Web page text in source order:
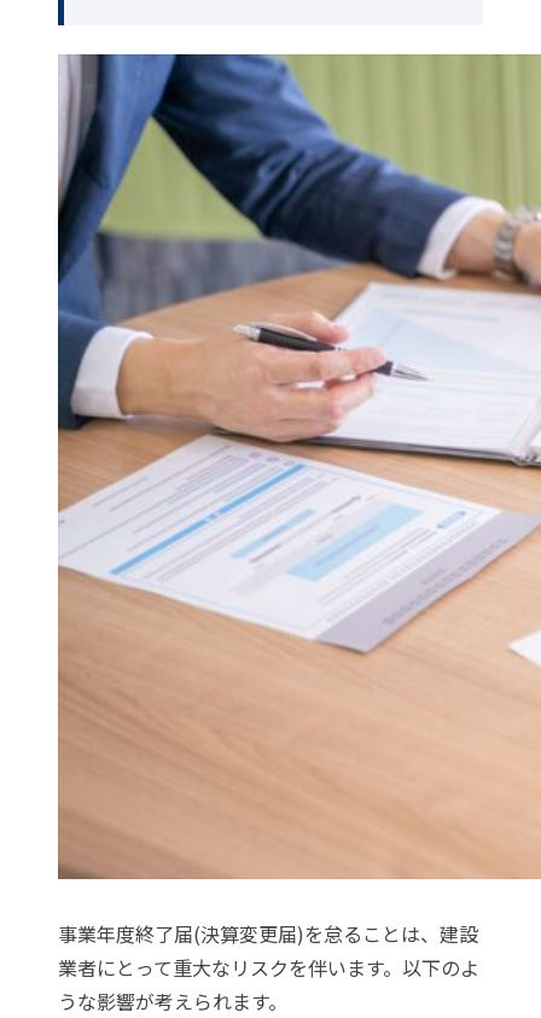
事業年度終了届(決算変更届)を怠ることは、建設
業者にとって重大なリスクを伴います。以下のよ
うな影響が考えられます。